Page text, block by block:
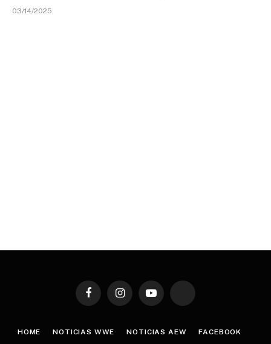
03/14/2025
FacebookInstagramYouTube TikTok
HOME NOTICIAS WWE NOTICIAS AEW FACEBOOK